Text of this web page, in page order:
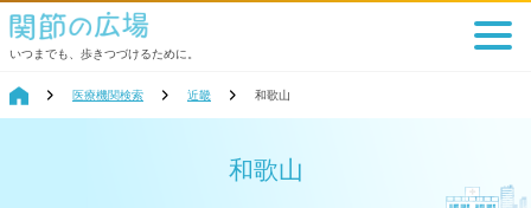
いつまでも、歩きつづけるために。
医療機関検索 近畿 和歌山
和歌山